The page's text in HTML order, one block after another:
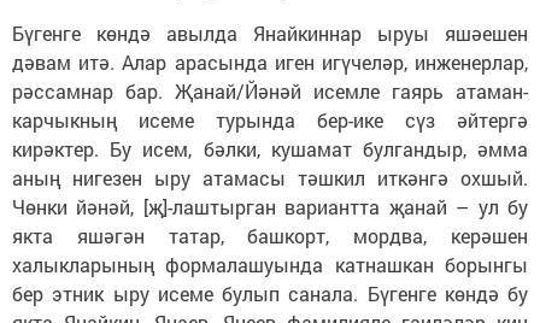
Бүгенге көндә авылда Янайкиннар ыруы яшәешен
дәвам итә. Алар арасында иген игүчеләр, инженерлар,
рәссамнар бар. Җанай/Йәнәй исемле гаярь атаман-
карчыкның исеме турында бер-ике сүз әйтергә
кирәктер. Бу исем, бәлки, кушамат булгандыр, әмма
аның нигезен ыру атамасы тәшкил иткәнгә охшый.
Чөнки йәнәй, [җ]-лаштырган вариантта җанай – ул бу
якта яшәгән татар, башкорт, мордва, керәшен
халыкларының формалашуында катнашкан борынгы
бер этник ыру исеме булып санала. Бүгенге көндә бу